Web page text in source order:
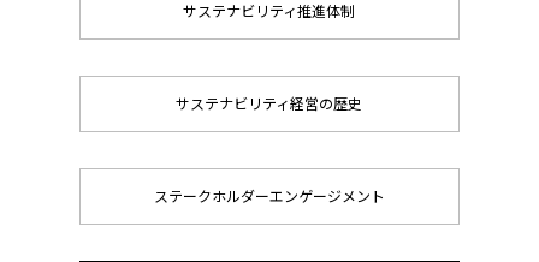
サステナビリティ推進体制
サステナビリティ経営の歴史
ステークホルダーエンゲージメント